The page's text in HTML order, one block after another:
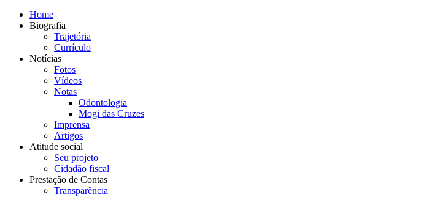
Home
Biografia
Trajetória
Currículo
Notícias
Fotos
Vídeos
Notas
Odontologia
Mogi das Cruzes
Imprensa
Artigos
Atitude social
Seu projeto
Cidadão fiscal
Prestação de Contas
Transparência